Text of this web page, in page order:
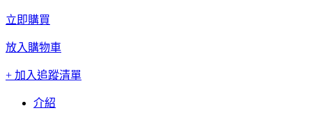
立即購買
放入購物車
+ 加入追蹤清單
介紹